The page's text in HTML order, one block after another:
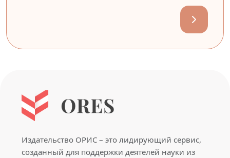
Издательство ОРИС – это лидирующий сервис,
созданный для поддержки деятелей науки из